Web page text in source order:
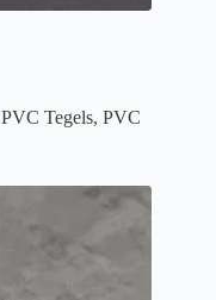
PVC Tegels, PVC